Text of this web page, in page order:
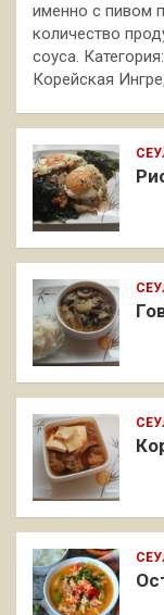
именно с пивом
количество
соуса.
Корейская